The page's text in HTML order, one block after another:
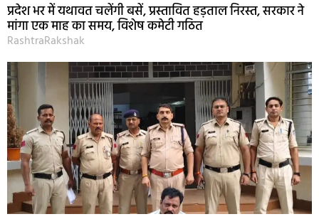
प्रदेश भर में यथावत चलेंगी बसें, प्रस्तावित हड़ताल निरस्त, सरकार ने
मांगा एक माह का समय, विशेष कमेटी गठित
RashtraRakshak